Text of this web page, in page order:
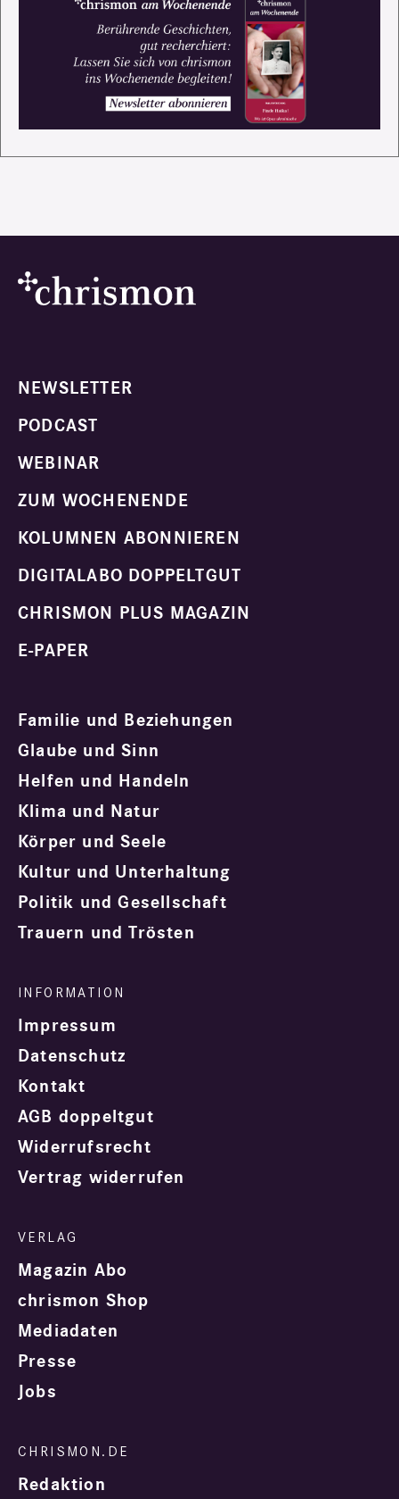
NEWSLETTER
PODCAST
WEBINAR
ZUM WOCHENENDE
KOLUMNEN ABONNIEREN
DIGITALABO DOPPELTGUT
CHRISMON PLUS MAGAZIN
E-PAPER
Familie und Beziehungen
Glaube und Sinn
Helfen und Handeln
Klima und Natur
Körper und Seele
Kultur und Unterhaltung
Politik und Gesellschaft
Trauern und Trösten
Impressum
Datenschutz
Kontakt
AGB doppeltgut
Widerrufsrecht
Vertrag widerrufen
Magazin Abo
chrismon Shop
Mediadaten
Presse
Jobs
Redaktion